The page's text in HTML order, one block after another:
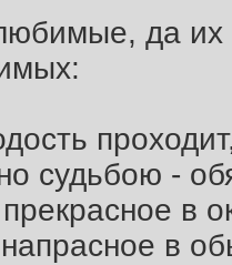
да их
судьбою -
в
в